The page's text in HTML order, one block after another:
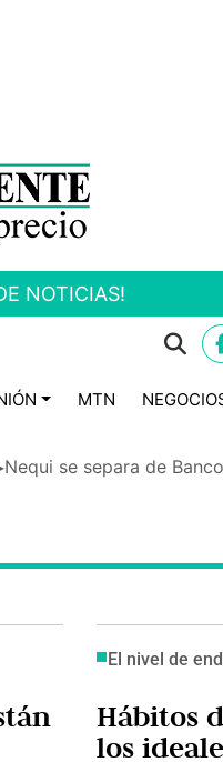
NOTICIAS!
MTN
se separa de
El nivel de
Hábitos
los